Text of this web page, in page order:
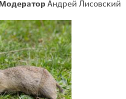
Андрей Лисовский